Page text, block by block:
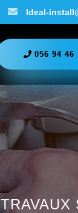
Ideal-
056 94 46
TRAVAUX